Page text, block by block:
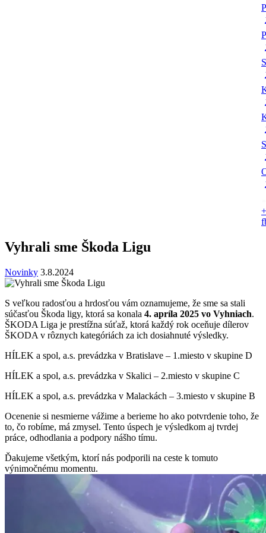
Vyhrali sme Škoda Ligu
Novinky 3.8.2024
S veľkou radosťou a hrdosťou vám oznamujeme, že sme sa stali
súčasťou Škoda ligy, ktorá sa konala 4. apríla 2025 vo Vyhniach.
ŠKODA Liga je prestížna súťaž, ktorá každý rok oceňuje dílerov
ŠKODA v rôznych kategóriách za ich dosiahnuté výsledky.
HÍLEK a spol, a.s. prevádzka v Bratislave – 1.miesto v skupine D
HÍLEK a spol, a.s. prevádzka v Skalici – 2.miesto v skupine C
HÍLEK a spol, a.s. prevádzka v Malackách – 3.miesto v skupine B
Ocenenie si nesmierne vážime a berieme ho ako potvrdenie toho, že
to, čo robíme, má zmysel. Tento úspech je výsledkom aj tvrdej
práce, odhodlania a podpory nášho tímu.
Ďakujeme všetkým, ktorí nás podporili na ceste k tomuto
výnimočnému momentu.